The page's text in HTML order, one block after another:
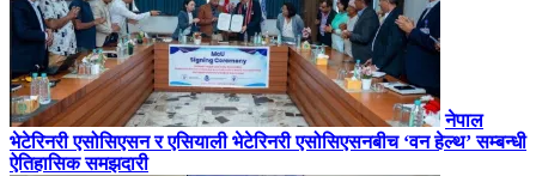
नेपाल
भेटेरिनरी एसोसिएसन र एसियाली भेटेरिनरी एसोसिएसनबीच ‘वन हेल्थ’ सम्बन्धी
ऐतिहासिक समझदारी